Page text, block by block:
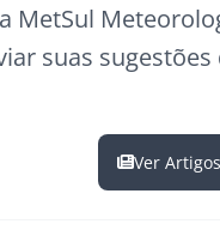
MetSul
suas sugestões
Ver